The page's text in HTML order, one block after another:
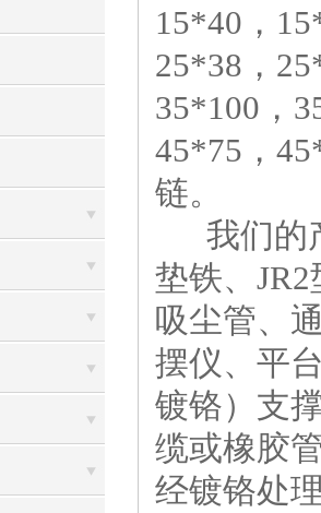
15*40，
25*38，
35*100，
45*75，
链。
我们的
垫铁、
吸尘管、
摆仪、平
镀铬）支
缆或橡胶
经镀铬处